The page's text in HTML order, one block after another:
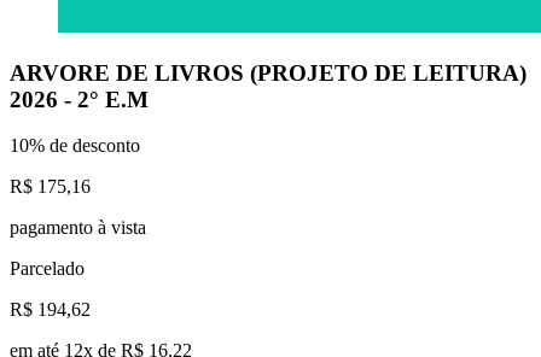
ARVORE DE LIVROS (PROJETO DE LEITURA)
2026 - 2° E.M
10% de desconto
R$ 175,16
pagamento à vista
Parcelado
R$ 194,62
em até 12x de R$ 16,22